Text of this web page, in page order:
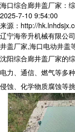
海口综合廊井盖厂家：
2025-7-10 9:54:00
来源：http://
辽宁海帝升机械有限公
井盖厂家,海口电动井盖
沈阳综合廊井盖厂家的
电力、通信、燃气等多
侵蚀、化学物质腐蚀等